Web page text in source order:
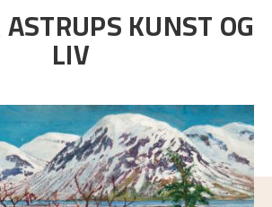
KUNST OG
LIV